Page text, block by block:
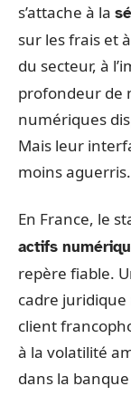
s’attache à la
sur les frais et
du secteur, à
profondeur de
numériques
Mais leur
moins aguerris.
En France, le
actifs
repère fiable.
cadre juridique
client
à la volatilité
dans la